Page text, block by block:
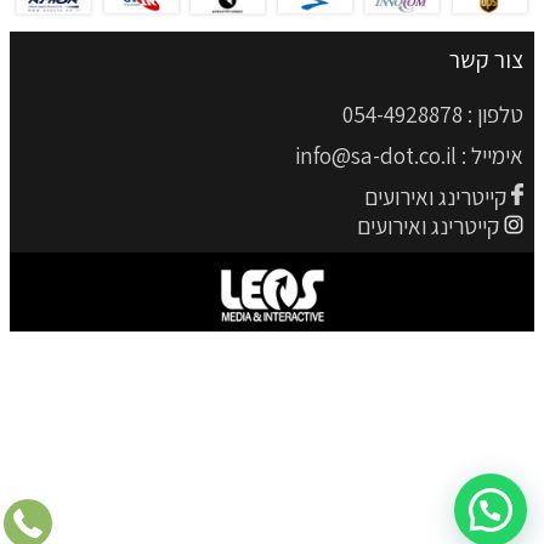
צור קשר
טלפון : 054-4928878
אימייל : info@sa-dot.co.il
קייטרינג ואירועים
קייטרינג ואירועים